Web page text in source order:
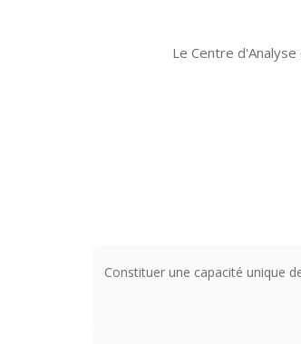
Le Centre
Constituer une capacité unique